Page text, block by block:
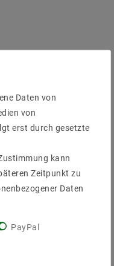
Daten von
von
erst durch gesetzte
kann
Zeitpunkt zu
Daten
PayPal